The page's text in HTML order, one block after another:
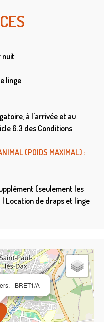
nuit
linge
à l'arrivée et au
6.3 des Conditions
(POIDS MAXIMAL) :
(seulement les
| Location de draps et linge
- BRET1/A